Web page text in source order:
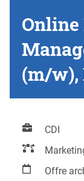
(m/w),
CDI
Offre